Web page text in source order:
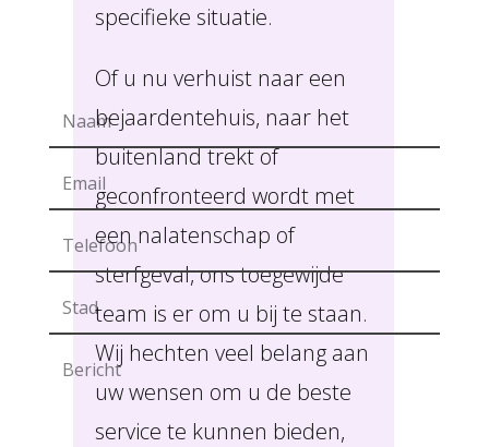
specifieke situatie.
Of u nu verhuist naar een
bejaardentehuis, naar het
buitenland trekt of
geconfronteerd wordt met
een nalatenschap of
sterfgeval, ons toegewijde
team is er om u bij te staan.
Wij hechten veel belang aan
uw wensen om u de beste
service te kunnen bieden,